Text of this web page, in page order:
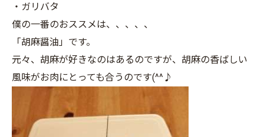
・ガリバタ
僕の一番のおススメは、、、、、
「胡麻醤油」です。
元々、胡麻が好きなのはあるのですが、胡麻の香ばしい
風味がお肉にとっても合うのです(^^♪